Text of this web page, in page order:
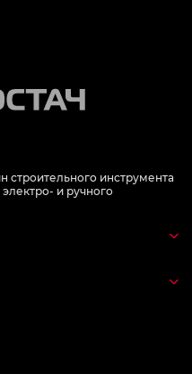
строительного инструмента
и ручного